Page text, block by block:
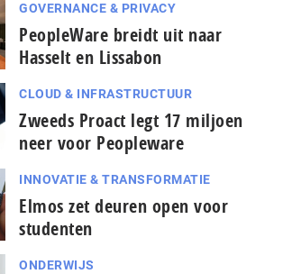
GOVERNANCE & PRIVACY
PeopleWare breidt uit naar
Hasselt en Lissabon
CLOUD & INFRASTRUCTUUR
Zweeds Proact legt 17 miljoen
neer voor Peopleware
INNOVATIE & TRANSFORMATIE
Elmos zet deuren open voor
studenten
ONDERWIJS